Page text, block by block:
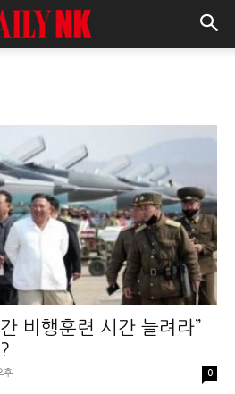
비행훈련 시간 늘려라”
후 0